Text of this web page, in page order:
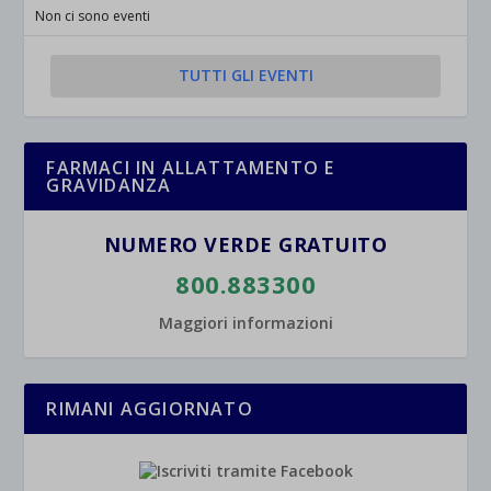
Non ci sono eventi
TUTTI GLI EVENTI
FARMACI IN ALLATTAMENTO E
GRAVIDANZA
NUMERO VERDE GRATUITO
800.883300
Maggiori informazioni
RIMANI AGGIORNATO